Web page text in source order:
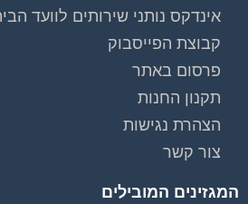
אינדקס נותני שירותים לוועד הבית
קבוצת הפייסבוק
פרסום באתר
תקנון החנות
הצהרת נגישות
צור קשר
המגזינים המובילים